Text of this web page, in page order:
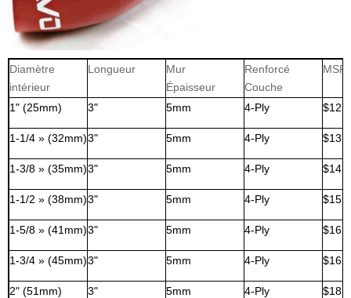
Diamètre
intérieur
Longueur
Mur
Épaisseur
Renforcé
Couche
1" (25mm) 3" 5mm 4-Ply
1-1/4 » (32mm)3" 5mm 4-Ply
1-3/8 » (35mm)3" 5mm 4-Ply
1-1/2 » (38mm)3" 5mm 4-Ply
1-5/8 » (41mm)3" 5mm 4-Ply
1-3/4 » (45mm)3" 5mm 4-Ply
2" (51mm) 3" 5mm 4-Ply